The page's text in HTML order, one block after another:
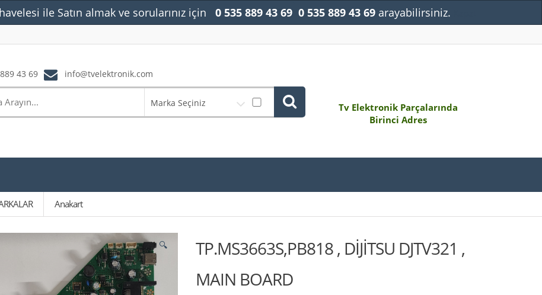
43 69 info@tvelektronik.com
Marka Seçiniz
Tv Elektronik Parçalarında
Birinci Adres
Anakart
🔍
TP.MS3663S,PB818 , DİJİTSU DJTV321 ,
MAIN BOARD
ile Satın almak ve sorularınız için 0 535 889 43 69 0 535 889 43 69 arayabilirsiniz.